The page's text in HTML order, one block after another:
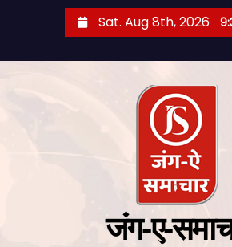
Sat. Aug 8th, 2026
जंग-ए-